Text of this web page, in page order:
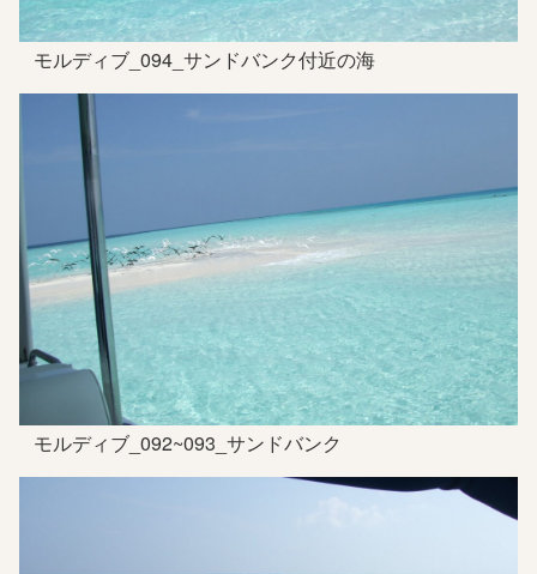
モルディブ_094_サンドバンク付近の海
モルディブ_092~093_サンドバンク